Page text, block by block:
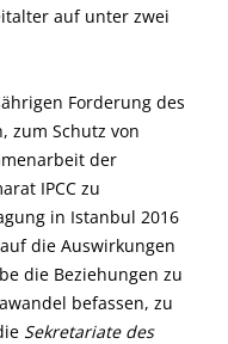
auf unter zwei
Forderung des
zum Schutz von
der
IPCC zu
in Istanbul 2016
die Auswirkungen
die Beziehungen zu
befassen, zu
Sekretariate des